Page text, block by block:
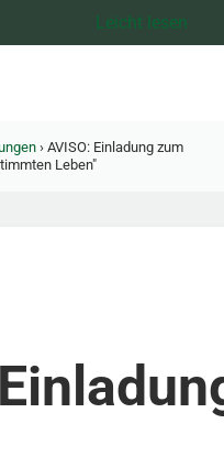
Leicht lesen
›AVISO: Einladung zum
Leben"